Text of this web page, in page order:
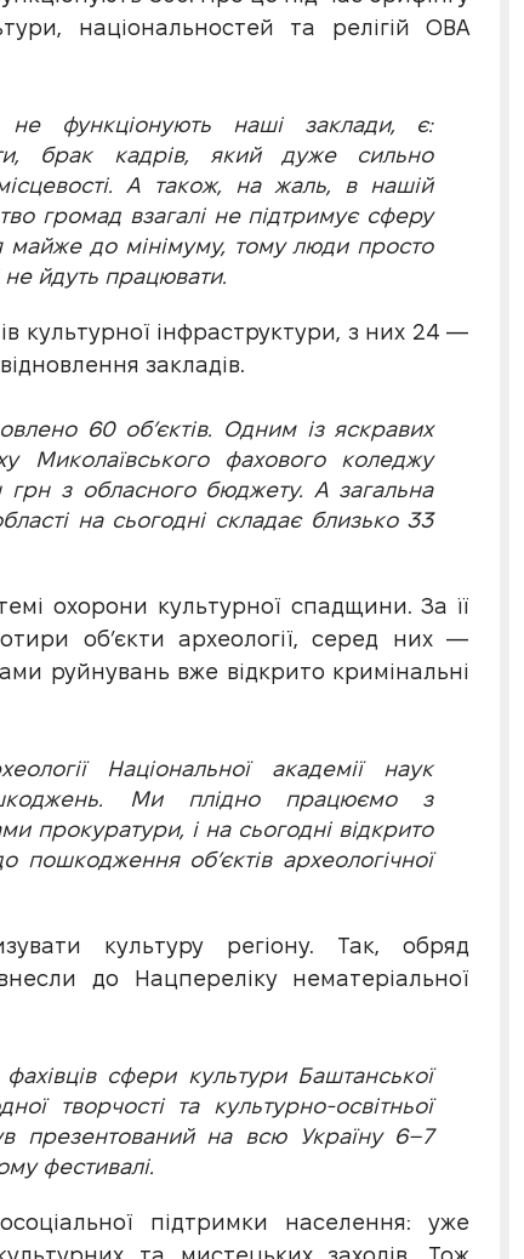
національностей та релігій ОВА
функціонують наші заклади, є:
брак кадрів, який дуже сильно
А також, на жаль, в нашій
громад взагалі не підтримує сферу
майже до мінімуму, тому люди просто
йдуть працювати.
культурної інфраструктури, з них 24 —
закладів.
60 об’єктів. Одним із яскравих
Миколаївського фахового коледжу
з обласного бюджету. А загальна
на сьогодні складає близько 33
охорони культурної спадщини. За її
об’єкти археології, серед них —
руйнувань вже відкрито кримінальні
Національної академії наук
Ми
пліднопрацюємо з
прокуратури, і на сьогодні відкрито
об’єктів археологічної
культуру регіону. Так, обряд
до Нацпереліку нематеріальної
сфери культури Баштанської
творчості та культурно-освітньої
презентований на всю Україну 6–7
фестивалі.
підтримки населення: уже